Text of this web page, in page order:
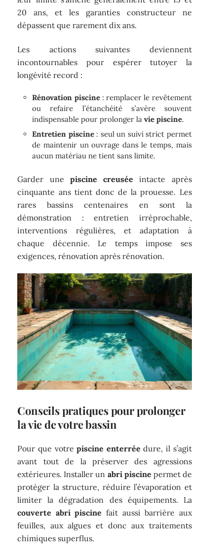
20 ans, et les garanties constructeur ne
dépassent que rarement dix ans.
Les actions suivantes deviennent
incontournables pour espérer tutoyer la
longévité record :
Rénovation piscine: remplacer le revêtement
ou refaire l’étanchéité s’avère souvent
indispensable pour prolonger lavie piscine.
Entretien piscine: seul un suivi strict permet
de maintenir un ouvrage dans le temps, mais
aucun matériau ne tient sans limite.
Garder une piscine creusée intacte après
cinquante ans tient donc de la prouesse. Les
rares bassins centenaires en sont la
démonstration : entretien irréprochable,
interventions régulières, et adaptation à
chaque décennie. Le temps impose ses
exigences, rénovation après rénovation.
Conseils pratiques pour prolonger
la vie de votre bassin
Pour que votrepiscine enterrée dure, il s’agit
avant tout de la préserver des agressions
extérieures. Installer un abri piscine permet de
protéger la structure, réduire l’évaporation et
limiter la dégradation des équipements. La
couverte abri piscine fait aussi barrière aux
feuilles, aux algues et donc aux traitements
chimiques superflus.